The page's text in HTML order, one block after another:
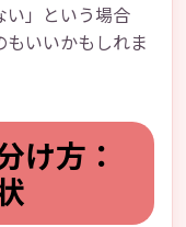
い」という場合
いいかもしれま
け方：